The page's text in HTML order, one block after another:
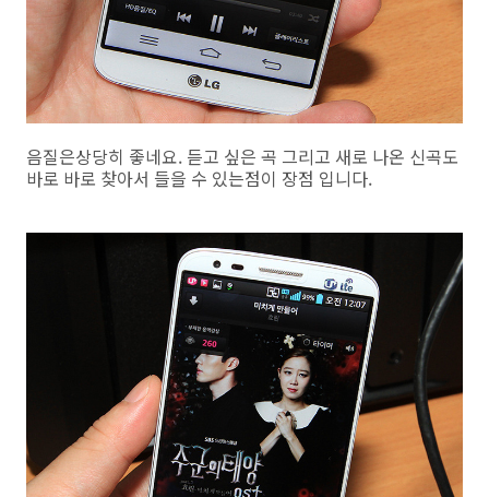
음질은상당히 좋네요. 듣고 싶은 곡 그리고 새로 나온 신곡도
바로 바로 찾아서 들을 수 있는점이 장점 입니다.